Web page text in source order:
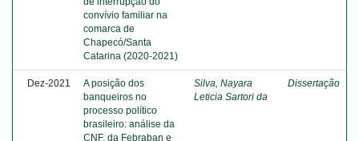
convívio familiar na
comarca de
Chapecó/Santa
Catarina (2020-2021)
Dez-2021
A posição dos
banqueiros no
processo político
brasileiro: análise da
CNF, da Febraban e
Silva, Nayara
Leticia Sartori da
Dissertação